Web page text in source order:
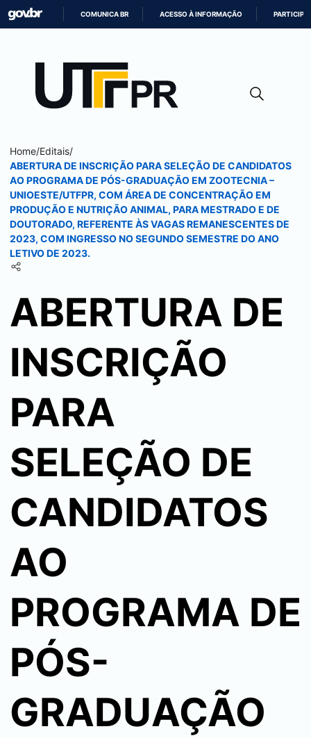
CONTEÚDO
COMUNICA BR ACESSO À INFORMAÇÃO PARTICIPE
Home/Editais/
ABERTURA DE INSCRIÇÃO PARA SELEÇÃO DE CANDIDATOS
AO PROGRAMA DE PÓS-GRADUAÇÃO EM ZOOTECNIA –
UNIOESTE/UTFPR, COM ÁREA DE CONCENTRAÇÃO EM
PRODUÇÃO E NUTRIÇÃO ANIMAL, PARA MESTRADO E DE
DOUTORADO, REFERENTE ÀS VAGAS REMANESCENTES DE
2023, COM INGRESSO NO SEGUNDO SEMESTRE DO ANO
LETIVO DE 2023.
ABERTURA DE
INSCRIÇÃO
PARA
SELEÇÃO DE
CANDIDATOS
AO
PROGRAMA DE
PÓS-
GRADUAÇÃO